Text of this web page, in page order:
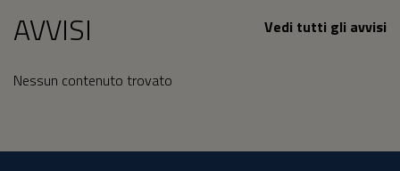
AVVISI Vedi tutti gli avvisi
Nessun contenuto trovato